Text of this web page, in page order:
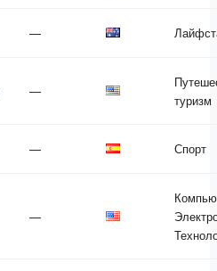
—
—
туризм
— Спорт
—